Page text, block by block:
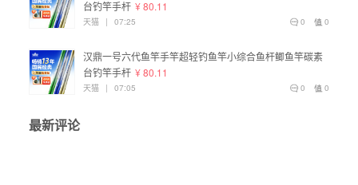
台钓竿手杆 ¥ 80.11
0
0
天猫 | 07:25
汉鼎一号六代鱼竿手竿超轻钓鱼竿小综合鱼杆鲫鱼竿碳素
台钓竿手杆 ¥ 80.11
0
0
天猫 | 07:05
最新评论